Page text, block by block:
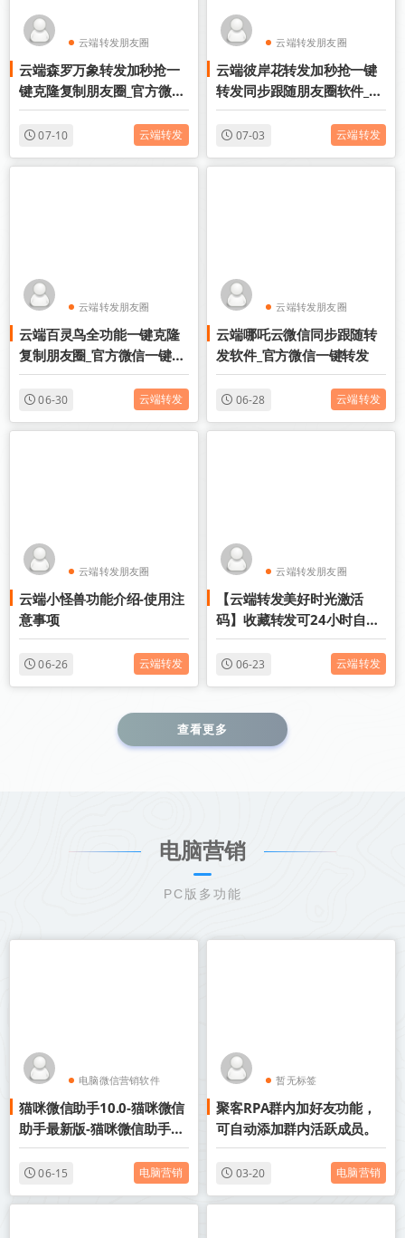
云端转发朋友圈
云端收藏转发
云端森罗万象转发加秒抢一
键克隆复制朋友圈_官方微信
一键转发
07-10 云端转发
云端转发朋友圈
云端收藏转发
云端彼岸花转发加秒抢一键
转发同步跟随朋友圈软件_官
方微信一键转发
07-03 云端转发
云端转发朋友圈
云端收藏转发
云端百灵鸟全功能一键克隆
复制朋友圈_官方微信一键转
发
06-30 云端转发
云端转发朋友圈
云端收藏转发
云端哪吒云微信同步跟随转
发软件_官方微信一键转发
06-28 云端转发
云端转发朋友圈
云端收藏转发
云端小怪兽功能介绍-使用注
意事项
06-26 云端转发
云端转发朋友圈
云端收藏转发
【云端转发美好时光激活
码】收藏转发可24小时自动
收款《云端转发美好时光转
发语音》
06-23 云端转发
查看更多
电脑营销
PC版多功能
电脑微信营销软件
电脑版微信加人
猫咪微信助手10.0-猫咪微信
助手最新版-猫咪微信助手群
发软件-猫咪微信助手9.0-猫
咪微信助手激活码授权
06-15 电脑营销
暂无标签
聚客RPA群内加好友功能，
可自动添加群内活跃成员。
03-20 电脑营销